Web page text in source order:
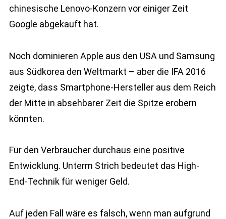
chinesische Lenovo-Konzern vor einiger Zeit
Google abgekauft hat.
Noch dominieren Apple aus den USA und Samsung
aus Südkorea den Weltmarkt – aber die IFA 2016
zeigte, dass Smartphone-Hersteller aus dem Reich
der Mitte in absehbarer Zeit die Spitze erobern
könnten.
Für den Verbraucher durchaus eine positive
Entwicklung. Unterm Strich bedeutet das High-
End-Technik für weniger Geld.
Auf jeden Fall wäre es falsch, wenn man aufgrund